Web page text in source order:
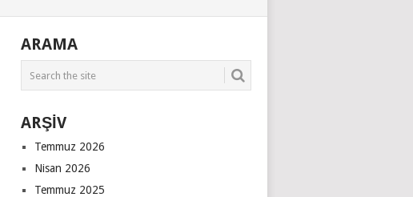
ARAMA
ARŞİV
Temmuz 2026
Nisan 2026
Temmuz 2025